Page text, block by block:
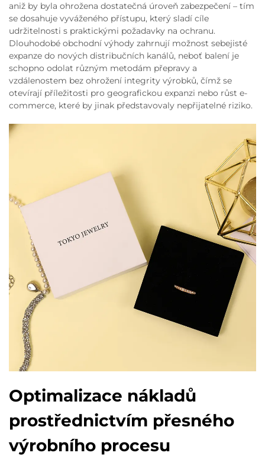
aniž by byla ohrožena dostatečná úroveň zabezpečení – tím
se dosahuje vyváženého přístupu, který sladí cíle
udržitelnosti s praktickými požadavky na ochranu.
Dlouhodobé obchodní výhody zahrnují možnost sebejisté
expanze do nových distribučních kanálů, neboť balení je
schopno odolat různým metodám přepravy a
vzdálenostem bez ohrožení integrity výrobků, čímž se
otevírají příležitosti pro geografickou expanzi nebo růst e-
commerce, které by jinak představovaly nepřijatelné riziko.
Optimalizace nákladů
prostřednictvím přesného
výrobního procesu